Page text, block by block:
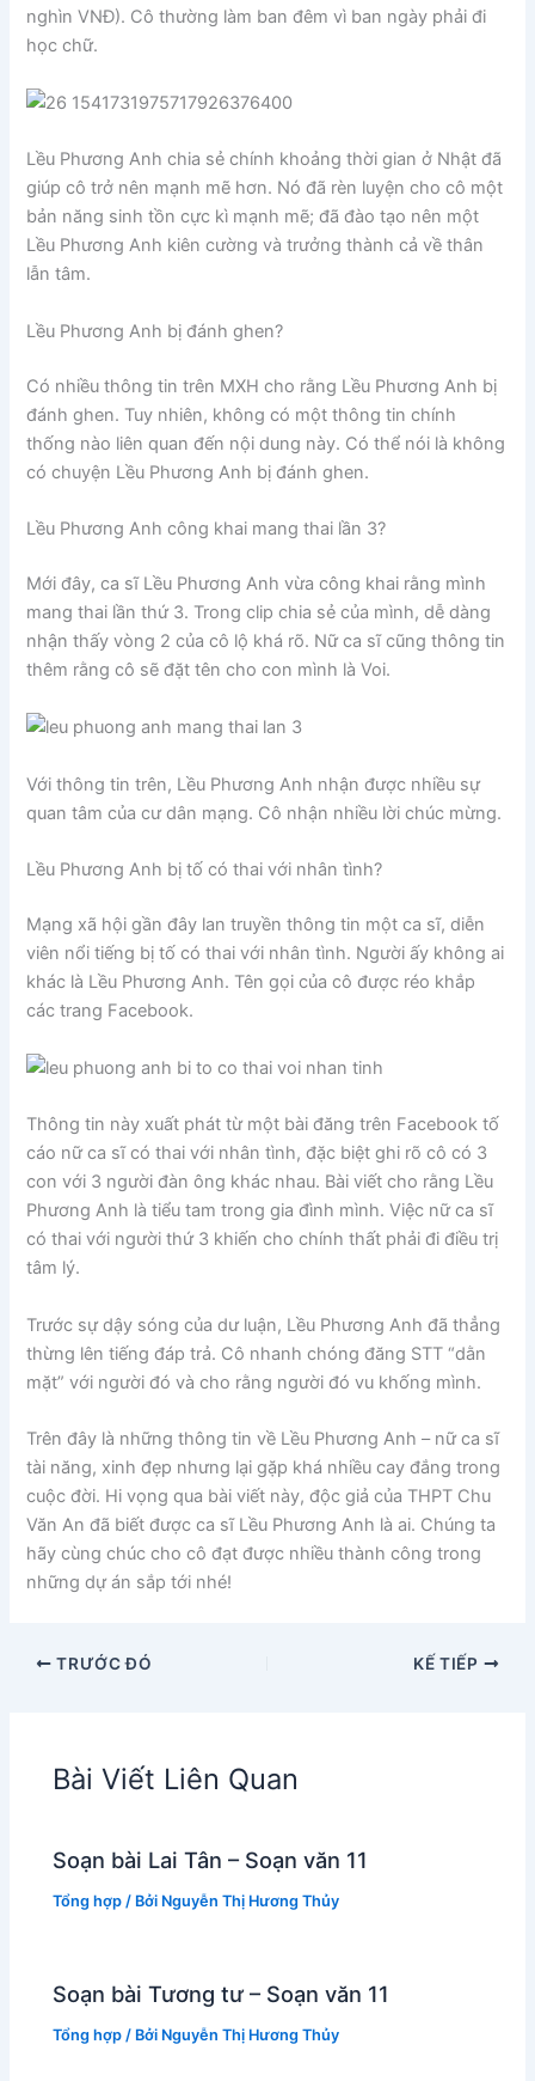
nghìn VNĐ). Cô thường làm ban đêm vì ban ngày phải đi
học chữ.
Lều Phương Anh chia sẻ chính khoảng thời gian ở Nhật đã
giúp cô trở nên mạnh mẽ hơn. Nó đã rèn luyện cho cô một
bản năng sinh tồn cực kì mạnh mẽ; đã đào tạo nên một
Lều Phương Anh kiên cường và trưởng thành cả về thân
lẫn tâm.
Lều Phương Anh bị đánh ghen?
Có nhiều thông tin trên MXH cho rằng Lều Phương Anh bị
đánh ghen. Tuy nhiên, không có một thông tin chính
thống nào liên quan đến nội dung này. Có thể nói là không
có chuyện Lều Phương Anh bị đánh ghen.
Lều Phương Anh công khai mang thai lần 3?
Mới đây, ca sĩ Lều Phương Anh vừa công khai rằng mình
mang thai lần thứ 3. Trong clip chia sẻ của mình, dễ dàng
nhận thấy vòng 2 của cô lộ khá rõ. Nữ ca sĩ cũng thông tin
thêm rằng cô sẽ đặt tên cho con mình là Voi.
Với thông tin trên, Lều Phương Anh nhận được nhiều sự
quan tâm của cư dân mạng. Cô nhận nhiều lời chúc mừng.
Lều Phương Anh bị tố có thai với nhân tình?
Mạng xã hội gần đây lan truyền thông tin một ca sĩ, diễn
viên nổi tiếng bị tố có thai với nhân tình. Người ấy không ai
khác là Lều Phương Anh. Tên gọi của cô được réo khắp
các trang Facebook.
Thông tin này xuất phát từ một bài đăng trên Facebook tố
cáo nữ ca sĩ có thai với nhân tình, đặc biệt ghi rõ cô có 3
con với 3 người đàn ông khác nhau. Bài viết cho rằng Lều
Phương Anh là tiểu tam trong gia đình mình. Việc nữ ca sĩ
có thai với người thứ 3 khiến cho chính thất phải đi điều trị
tâm lý.
Trước sự dậy sóng của dư luận, Lều Phương Anh đã thẳng
thừng lên tiếng đáp trả. Cô nhanh chóng đăng STT “dằn
mặt” với người đó và cho rằng người đó vu khống mình.
Trên đây là những thông tin về Lều Phương Anh – nữ ca sĩ
tài năng, xinh đẹp nhưng lại gặp khá nhiều cay đắng trong
cuộc đời. Hi vọng qua bài viết này, độc giả của THPT Chu
Văn An đã biết được ca sĩ Lều Phương Anh là ai. Chúng ta
hãy cùng chúc cho cô đạt được nhiều thành công trong
những dự án sắp tới nhé!
TRƯỚC ĐÓ KẾ TIẾP
Bài Viết Liên Quan
Soạn bài Lai Tân – Soạn văn 11
Tổng hợp / Bởi Nguyễn Thị Hương Thủy
Soạn bài Tương tư – Soạn văn 11
Tổng hợp / Bởi Nguyễn Thị Hương Thủy